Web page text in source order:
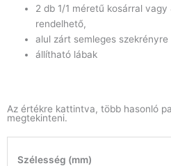
2 db 1/1 méretű kosárral
rendelhető,
alul zárt semleges
állítható lábak
Az értékre kattintva, több hasonló
megtekinteni.
Szélesség (mm)